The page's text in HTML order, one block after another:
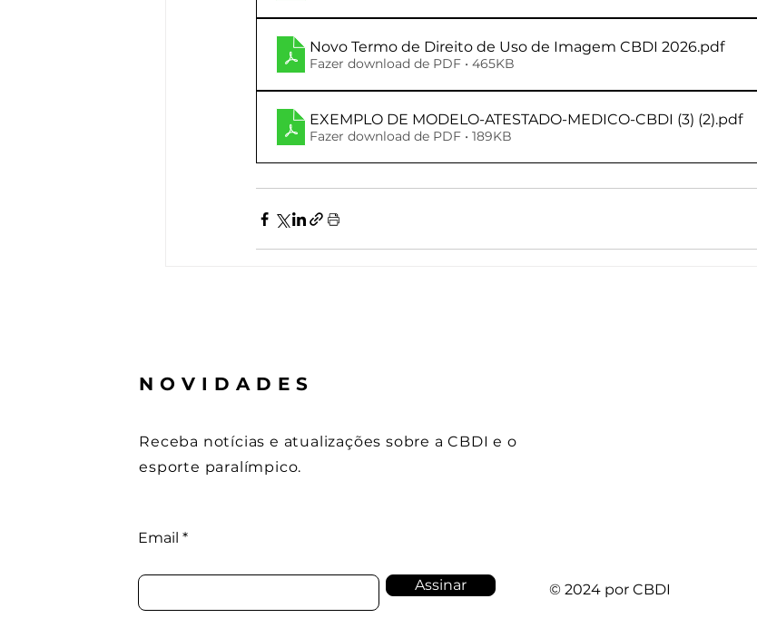
Novo Termo de Direito de Uso de Imagem CBDI 2026.pdf
Fazer download de PDF • 465KB
EXEMPLO DE MODELO-ATESTADO-MEDICO-CBDI (3) (2).pdf
Fazer download de PDF • 189KB
NOVIDADES
Receba notícias e atualizações sobre a CBDI e o
esporte paralímpico.
Email
Assinar © 2024 por CBDI